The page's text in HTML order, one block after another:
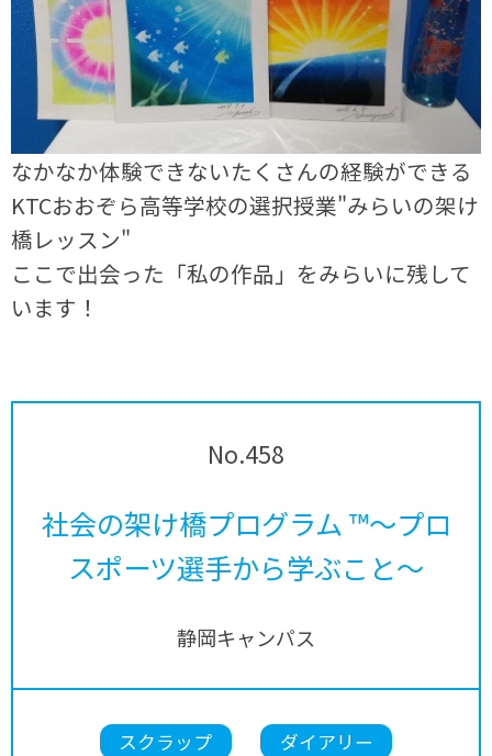
なかなか体験できないたくさんの経験ができる
KTCおおぞら高等学校の選択授業"みらいの架け
橋レッスン"
ここで出会った「私の作品」をみらいに残して
います！
No.458
社会の架け橋プログラム ™～プロ
スポーツ選手から学ぶこと～
静岡キャンパス
スクラップ ダイアリー